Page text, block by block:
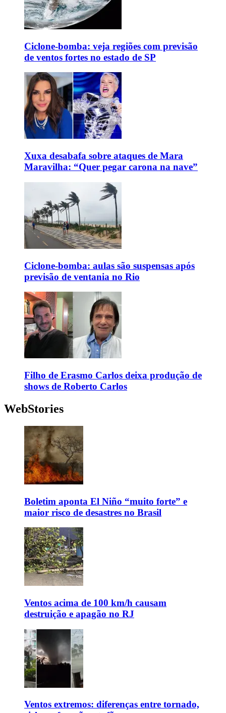
Ciclone-bomba: veja regiões com previsão
de ventos fortes no estado de SP
Xuxa desabafa sobre ataques de Mara
Maravilha: “Quer pegar carona na nave”
Ciclone-bomba: aulas são suspensas após
previsão de ventania no Rio
Filho de Erasmo Carlos deixa produção de
shows de Roberto Carlos
WebStories
Boletim aponta El Niño “muito forte” e
maior risco de desastres no Brasil
Ventos acima de 100 km/h causam
destruição e apagão no RJ
Ventos extremos: diferenças entre tornado,